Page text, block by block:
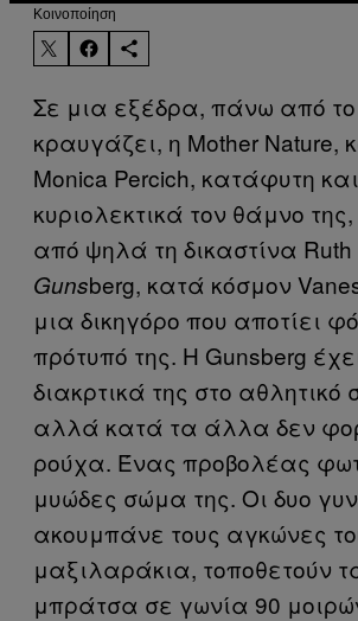
Kοινοποίηση
Σε μια εξέδρα, πάνω από
κραυγάζει, η Mother Nature,
Monica Percich, κατάφυτη
κυριολεκτικά τον θάμνο της,
από ψηλά τη δικαστίνα Ruth
Gunsberg, κατά κόσμον
μια δικηγόρο που αποτίει
πρότυπό της. Η Gunsberg
διακρτικά της στο αθλητικό
αλλά κατά τα άλλα δεν
ρούχα. Ένας προβολέας
μυώδες σώμα της. Οι δυο
ακουμπάνε τους αγκώνες
μαξιλαράκια, τοποθετούν
μπράτσα σε γωνία 90